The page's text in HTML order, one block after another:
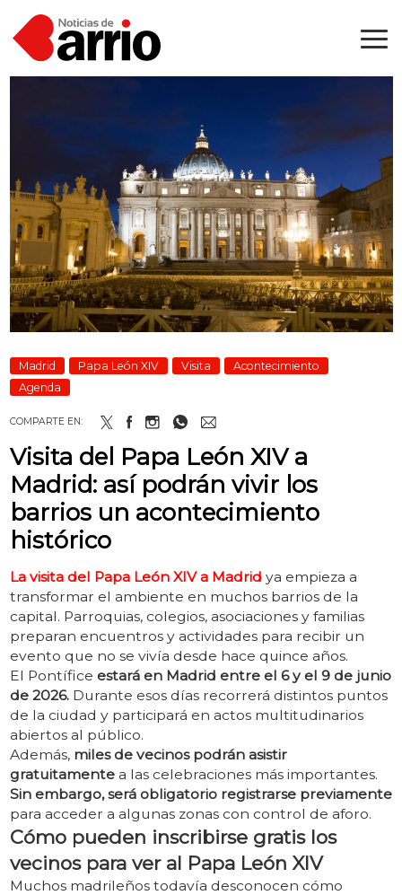
Madrid Papa León XIV Visita
Acontecimiento
Agenda
COMPARTE EN:
Visita del Papa León XIV a
Madrid: así podrán vivir los
barrios un acontecimiento
histórico
La visita del Papa León XIV a Madrid ya empieza a
transformar el ambiente en muchos barrios de la
capital. Parroquias, colegios, asociaciones y familias
preparan encuentros y actividades para recibir un
evento que no se vivía desde hace quince años.
El Pontífice estará en Madrid entre el 6 y el 9 de junio
de 2026.Durante esos días recorrerá distintos puntos
de la ciudad y participará en actos multitudinarios
abiertos al público.
Además, miles de vecinos podrán asistir
gratuitamentea las celebraciones más importantes.
Sin embargo, será obligatorio registrarse previamente
para acceder a algunas zonas con control de aforo.
Cómo pueden inscribirse gratis los
vecinos para ver al Papa León XIV
Muchos madrileños todavía desconocen cómo